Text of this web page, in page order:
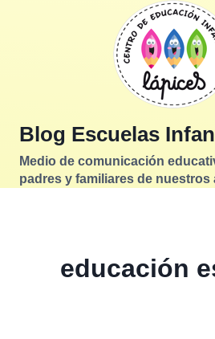
Blog Escuelas
Medio de comunicación
padres y familiares de nuestros
educación